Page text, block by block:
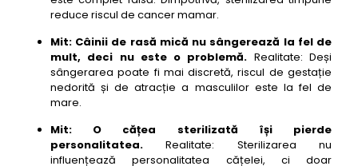
reduce riscul de cancer mamar.
Mit: Câinii de rasă mică nu sângerează la fel de
mult, deci nu este o problemă. Realitate: Deși
sângerarea poate fi mai discretă, riscul de gestație
nedorită și de atracție a masculilor este la fel de
mare.
Mit: O cățea sterilizată își pierde
personalitatea. Realitate: Sterilizarea nu
influențează personalitatea cățelei, ci doar